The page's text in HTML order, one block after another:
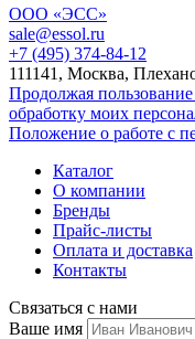
ООО «ЭСС»
sale@essol.ru
+7 (495) 374-84-12
111141, Москва,
Продолжая
обработку моих
Положение о работе с
Каталог
О компании
Бренды
Прайс-листы
Оплата и доставка
Контакты
Связаться с нами
Ваше имя